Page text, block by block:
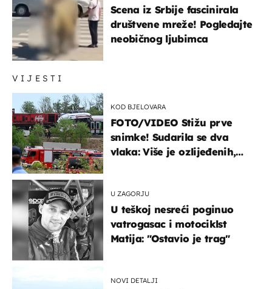
VIJESTI
KOD BJELOVARA
FOTO/VIDEO Stižu prve
snimke! Sudarila se dva
vlaka: Više je ozlijeđenih,
U ZAGORJU
U teškoj nesreći poginuo
vatrogasac i motociklst
Matija: "Ostavio je trag"
NOVI DETALJI
Scena iz Srbije fascinirala
društvene mreže! Pogledajte
neobičnog ljubimca